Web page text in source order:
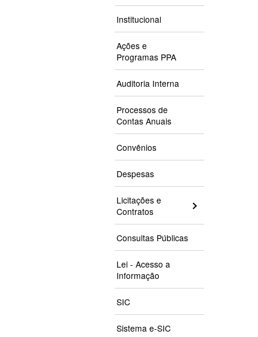
Institucional
Ações e
Programas PPA
Auditoria Interna
Processos de
Contas Anuais
Convênios
Despesas
Licitações e
Contratos
Consultas Públicas
Lei - Acesso a
Informação
SIC
Sistema e-SIC